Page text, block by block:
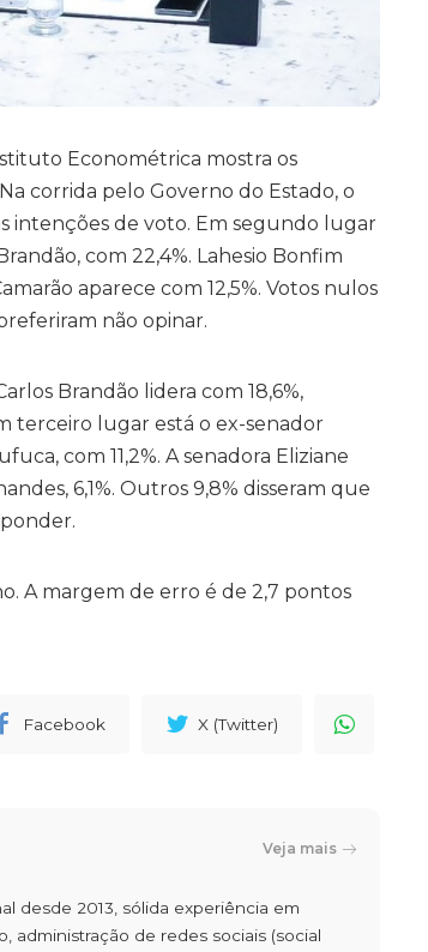
Econométrica mostra os
corrida pelo Governo do Estado, o
intenções de voto. Em segundo lugar
com 22,4%. Lahesio Bonfim
aparece com 12,5%. Votos nulos
não opinar.
Brandão lidera com 18,6%,
terceiro lugar está o ex-senador
com 11,2%. A senadora Eliziane
6,1%. Outros 9,8% disseram que
A margem de erro é de 2,7 pontos
Facebook X (Twitter)
Veja mais
desde 2013, sólida experiência em
administração de redes sociais (social